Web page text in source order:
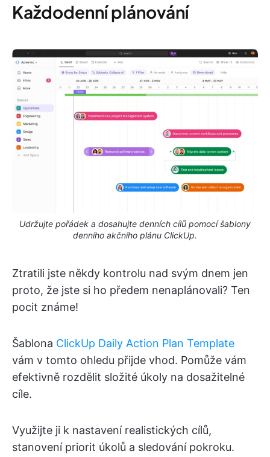
Každodenní plánování
Udržujte pořádek a dosahujte denních cílů pomocí šablony
denního akčního plánu ClickUp.
Ztratili jste někdy kontrolu nad svým dnem jen
proto, že jste si ho předem nenaplánovali? Ten
pocit známe!
Šablona ClickUp Daily Action Plan Template
vám v tomto ohledu přijde vhod. Pomůže vám
efektivně rozdělit složité úkoly na dosažitelné
cíle.
Využijte ji k nastavení realistických cílů,
stanovení priorit úkolů a sledování pokroku.